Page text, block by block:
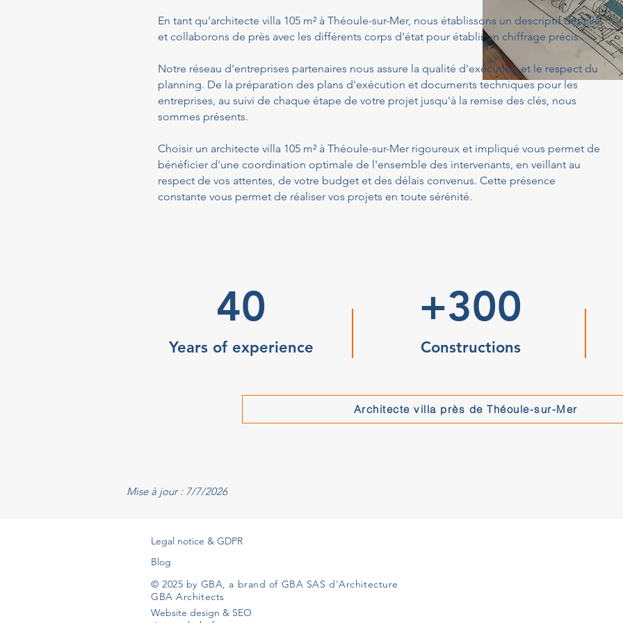
En tant qu'architecte villa 105 m² à Théoule-sur-Mer, nous établissons un descriptif détaillé
et collaborons de près avec les différents corps d'état pour établir un chiffrage précis.
Notre réseau d'entreprises partenaires nous assure la qualité d'exécution et le respect du
planning. De la préparation des plans d'exécution et documents techniques pour les
entreprises, au suivi de chaque étape de votre projet jusqu'à la remise des clés, nous
sommes présents.
Choisir un architecte villa 105 m² à Théoule-sur-Mer rigoureux et impliqué vous permet de
bénéficier d'une coordination optimale de l'ensemble des intervenants, en veillant au
respect de vos attentes, de votre budget et des délais convenus. Cette présence
constante vous permet de réaliser vos projets en toute sérénité.
40
Years of experience
+300
Constructions
Architecte villa près de Théoule-sur-Mer
Mise à jour : 7/7/2026
Legal notice & GDPR
Blog
© 2025 by GBA, a brand of GBA SAS d'Architecture
GBA Architects
Website design & SEO